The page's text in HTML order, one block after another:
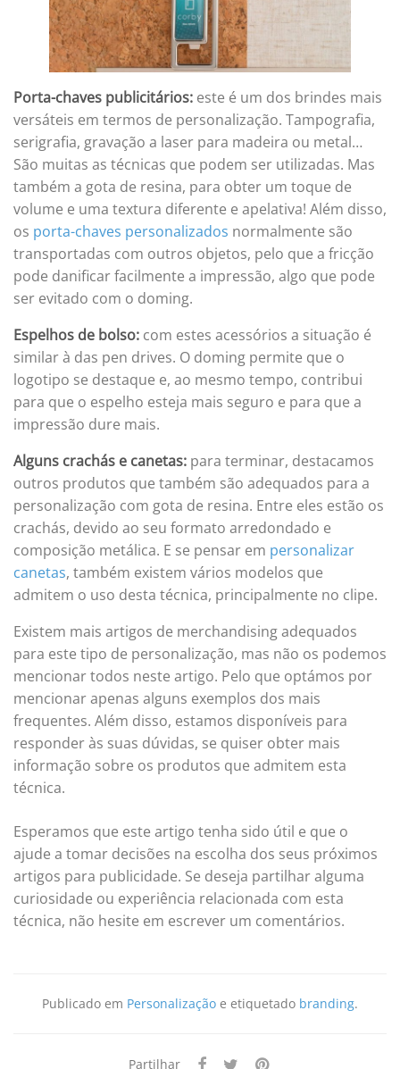
Porta-chaves publicitários: este é um dos brindes mais
versáteis em termos de personalização. Tampografia,
serigrafia, gravação a laser para madeira ou metal…
São muitas as técnicas que podem ser utilizadas. Mas
também a gota de resina, para obter um toque de
volume e uma textura diferente e apelativa! Além disso,
os porta-chaves personalizados normalmente são
transportadas com outros objetos, pelo que a fricção
pode danificar facilmente a impressão, algo que pode
ser evitado com o doming.
Espelhos de bolso: com estes acessórios a situação é
similar à das pen drives. O doming permite que o
logotipo se destaque e, ao mesmo tempo, contribui
para que o espelho esteja mais seguro e para que a
impressão dure mais.
Alguns crachás e canetas: para terminar, destacamos
outros produtos que também são adequados para a
personalização com gota de resina. Entre eles estão os
crachás, devido ao seu formato arredondado e
composição metálica. E se pensar em personalizar
canetas, também existem vários modelos que
admitem o uso desta técnica, principalmente no clipe.
Existem mais artigos de merchandising adequados
para este tipo de personalização, mas não os podemos
mencionar todos neste artigo. Pelo que optámos por
mencionar apenas alguns exemplos dos mais
frequentes. Além disso, estamos disponíveis para
responder às suas dúvidas, se quiser obter mais
informação sobre os produtos que admitem esta
técnica.
Esperamos que este artigo tenha sido útil e que o
ajude a tomar decisões na escolha dos seus próximos
artigos para publicidade. Se deseja partilhar alguma
curiosidade ou experiência relacionada com esta
técnica, não hesite em escrever um comentários.
Publicado em Personalização e etiquetado branding.
Partilhar